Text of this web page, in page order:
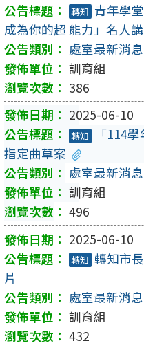
轉知 青年學
成為你的超 能力」名人
處室最新消息
訓育組
386
2025-06-10
轉知
「114
指定曲草案
處室最新消息
訓育組
496
2025-06-10
轉知 轉知市
片
處室最新消息
訓育組
432